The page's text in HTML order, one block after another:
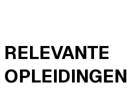
RELEVANTE
OPLEIDINGEN